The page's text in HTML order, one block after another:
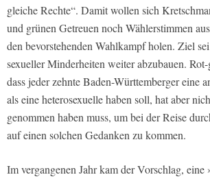
gleiche Rechte“. Damit wollen sich
und grünen Getreuen noch Wählerstimmen
den bevorstehenden Wahlkampf holen. Ziel
sexueller Minderheiten weiter abzubauen.
dass jeder zehnte Baden-Württemberger eine
als eine heterosexuelle haben soll, hat aber
genommen haben muss, um bei der Reise
auf einen solchen Gedanken zu kommen.
Im vergangenen Jahr kam der Vorschlag,